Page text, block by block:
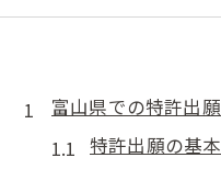
富山県での特許出
特許出願の基